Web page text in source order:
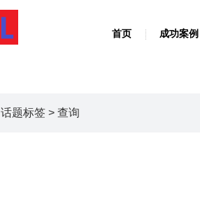
首页 成功案例
话题标签 > 查询